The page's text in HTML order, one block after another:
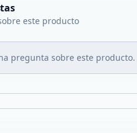
este producto
pregunta sobre este producto.